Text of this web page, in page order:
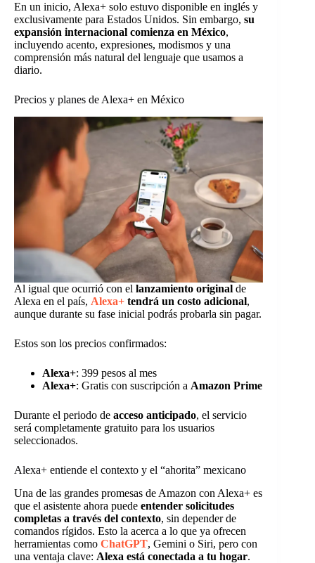
En un inicio, Alexa+ solo estuvo disponible en inglés y
exclusivamente para Estados Unidos. Sin embargo, su
expansión internacional comienza en México,
incluyendo acento, expresiones, modismos y una
comprensión más natural del lenguaje que usamos a
diario.
Precios y planes de Alexa+ en México
Al igual que ocurrió con el lanzamiento original de
Alexa en el país, Alexa+ tendrá un costo adicional,
aunque durante su fase inicial podrás probarla sin pagar.
Estos son los precios confirmados:
Alexa+: 399 pesos al mes
Alexa+: Gratis con suscripción a Amazon Prime
Durante el periodo de acceso anticipado, el servicio
será completamente gratuito para los usuarios
seleccionados.
Alexa+ entiende el contexto y el “ahorita” mexicano
Una de las grandes promesas de Amazon con Alexa+ es
que el asistente ahora puede entender solicitudes
completas a través del contexto, sin depender de
comandos rígidos. Esto la acerca a lo que ya ofrecen
herramientas como ChatGPT, Gemini o Siri, pero con
una ventaja clave: Alexa está conectada a tu hogar.